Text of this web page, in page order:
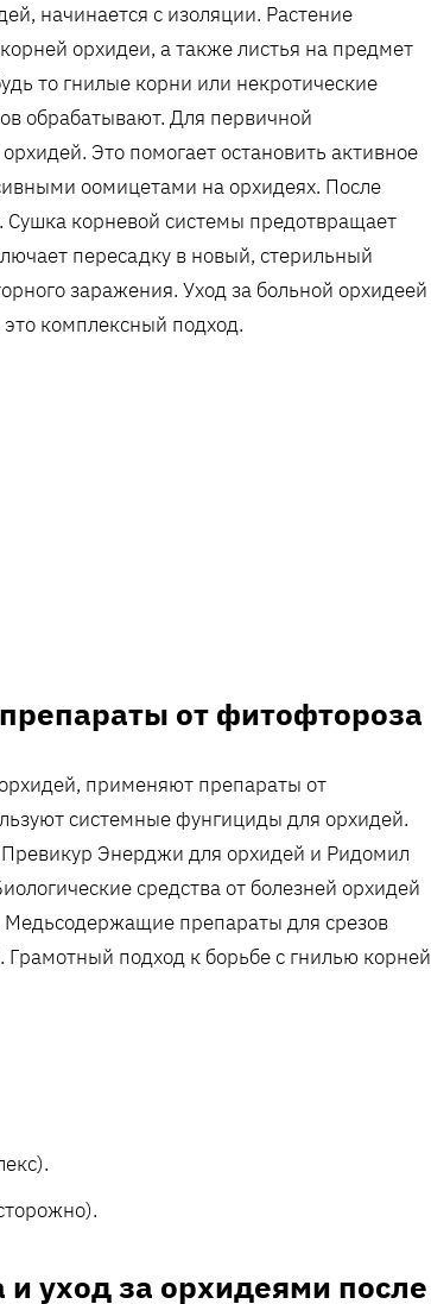
начинается с изоляции. Растение
орхидеи‚ а также листья на предмет
то гнилые корни или некротические
обрабатывают. Для первичной
Это помогает остановить активное
оомицетами на орхидеях. После
Сушка корневой системы предотвращает
пересадку в новый‚ стерильный
заражения. Уход за больной орхидеей
комплексный подход.
от фитофтороза
применяют препараты от
системные фунгициды для орхидей.
Энерджи для орхидей и Ридомил
средства от болезней орхидей
препараты для срезов
подход к борьбе с гнилью корней
уход за орхидеями после